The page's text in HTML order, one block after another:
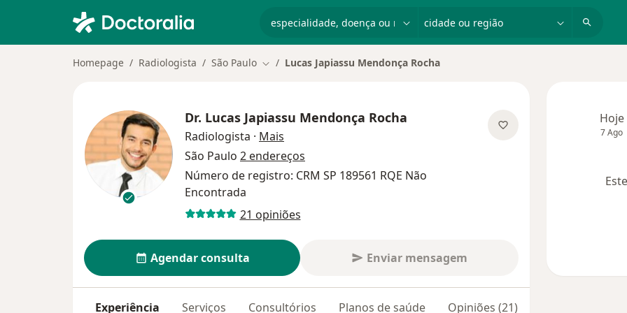
Homepage Radiologista São Paulo Mudar de cidade
Lucas Japiassu Mendonça Rocha
Dr. Lucas Japiassu Mendonça Rocha
Radiologista · Mais
São Paulo 2 endereços
Número de registro: CRM SP 189561 RQE Não
Encontrada
21 opiniões
Agendar consulta Enviar mensagem
Experiência Serviços Consultórios Planos de saúde Opiniões (21)
Hoje
7 Ago